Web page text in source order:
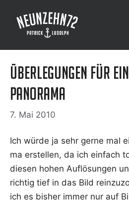
Inhalt
springen
Überlegungen für
Panorama
7. Mai 2010
Ich wür­de ja sehr ger­ne mal
ma erstel­len, da ich ein­fach
die­sen hohen Auf­lö­sun­gen
rich­tig tief in das Bild
ich es bis­her immer nur auf